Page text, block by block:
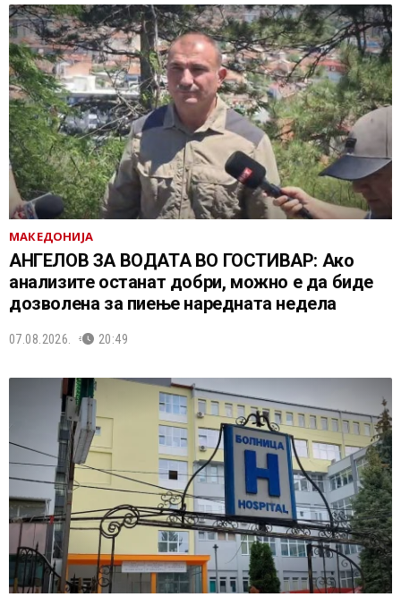
МАКЕДОНИЈА
АНГЕЛОВ ЗА ВОДАТА ВО ГОСТИВАР: Ако
анализите останат добри, можно е да биде
дозволена за пиење наредната недела
07.08.2026. 20:49